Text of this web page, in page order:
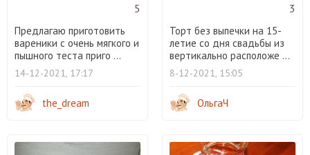
5
Предлагаю приготовить
вареники с очень мягкого и
пышного теста приго ...
14-12-2021, 17:17
the_dream
3
Торт без выпечки на 15-
летие со дня свадьбы из
вертикально расположе ...
8-12-2021, 15:05
ОльгаЧ